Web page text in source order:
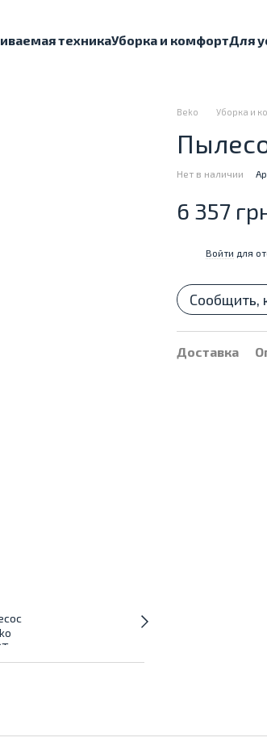
техникаУборка и комфортДля
Beko Уборка и
Нет в наличии
6 357
Войти для
Сообщить,
Доставка